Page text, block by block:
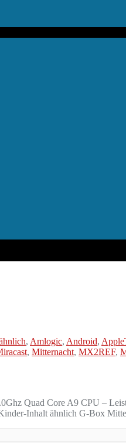
, Amlogic, Android,
, Mitternacht, MX2REF,
Quad Core A9 CPU –
Inhalt ähnlich G-Box